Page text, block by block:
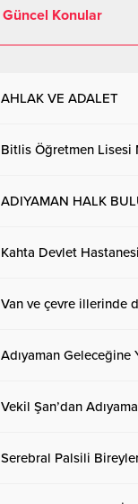
Güncel Konular
AHLAK VE ADALET
Bitlis Öğretmen Lisesi
ADIYAMAN HALK
Kahta Devlet
Van ve çevre illerinde
Adıyaman Geleceğine
Vekil Şan’dan
Serebral Palsili